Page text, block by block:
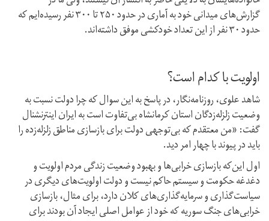
گزارش‌های میدانی خود به آماری در حدود ۲۵۰ تا ۳۰۰ نفر رسیده‌ایم که
حدود ۳۰ نفر از این تعداد خودکشی موفق داشته‌اند.
اولویت با کدام است؟
شاهد علوی، روزنامه‌نگار، در پاسخ به این سوال که چرا دولت نسبت به
وضعیت زلزله‌زدگان استان کرمانشاه بی‌تفاوت است به ایران اینترنشنال
گفت: «من معتقدم که بی‌توجهی دولت برای بازسازی مناطق زلزله‌زده را
باید در پیوند با چهار امر دید.
اول این‌که بازسازی خرابی‌ها و بهبود وضعیت زندگی مردم اولویت و
دغدغه حکومت و سیستم حاکم نیست و دولت اولویت‌های دیگری در
سیاست‌گذاری و سرمایه‌گذاری‌های کلان دارد، برای مثال، بازسازی‌
خرابی‌های جنگ سوریه که خود از عوامل اصلی ایجاد آن بودند برای